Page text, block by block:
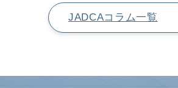
JADCAコラム一覧